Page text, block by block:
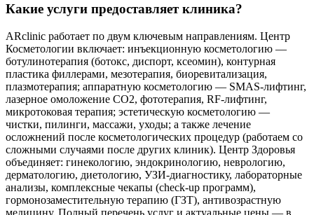
Какие услуги предоставляет клиника?
ARclinic работает по двум ключевым направлениям. Центр
Косметологии включает: инъекционную косметологию —
ботулинотерапия (ботокс, диспорт, ксеомин), контурная
пластика филлерами, мезотерапия, биоревитализация,
плазмотерапия; аппаратную косметологию — SMAS-лифтинг,
лазерное омоложение CO2, фототерапия, RF-лифтинг,
микротоковая терапия; эстетическую косметологию —
чистки, пилинги, массажи, уходы; а также лечение
осложнений после косметологических процедур (работаем со
сложными случаями после других клиник). Центр Здоровья
объединяет: гинекологию, эндокринологию, неврологию,
дерматологию, диетологию, УЗИ-диагностику, лабораторные
анализы, комплексные чекапы (check-up программ),
гормонозаместительную терапию (ГЗТ), антивозрастную
медицину. Полный перечень услуг и актуальные цены — в